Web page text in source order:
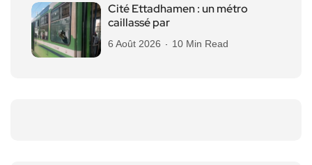
Cité Ettadhamen : un métro
caillassé par
6 Août 2026 10 Min Read